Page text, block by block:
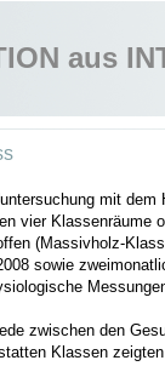
aus
mit
vier Klassenräume
(Massivholz-
sowie
zwischen den
Klassen